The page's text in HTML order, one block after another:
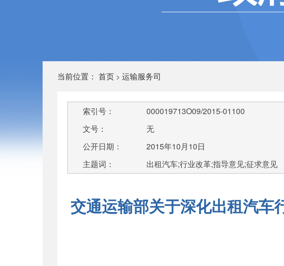
当前位置： 首页 > 运输服务司
索引号：
000019713O09/2015-01100
文号：
无
公开日期：
2015年10月10日
主题词：
出租汽车;行业改革;指导意见;征求意见
交通运输部关于深化出租汽车